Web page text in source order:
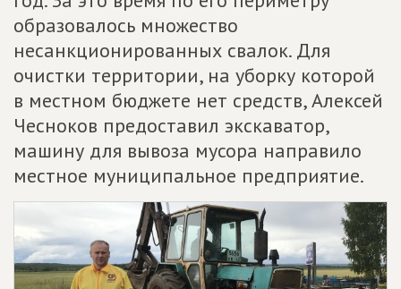
образовалось множество
несанкционированных свалок. Для
очистки территории, на уборку которой
в местном бюджете нет средств, Алексей
Чесноков предоставил экскаватор,
машину для вывоза мусора направило
местное муниципальное предприятие.